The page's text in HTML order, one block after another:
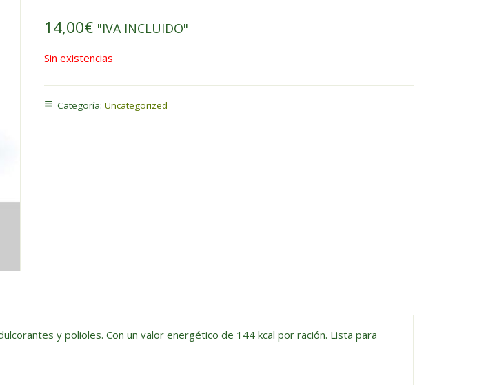
14,00€ "IVA INCLUIDO"
Sin existencias
Categoría:Uncategorized
y polioles. Con un valor energético de 144 kcal por ración. Lista para